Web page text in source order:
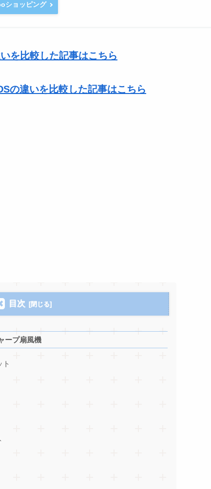
ショッピング
を比較した記事はこちら
の違いを比較した記事はこちら
目次
ープ扇風機